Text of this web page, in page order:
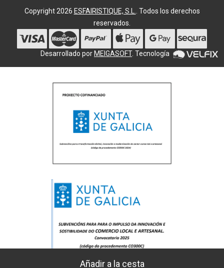
Copyright 2026 ESFAIRISTIQUE, S.L.. Todos los derechos
reservados.
Desarrollado por MEIGASOFT. Tecnología